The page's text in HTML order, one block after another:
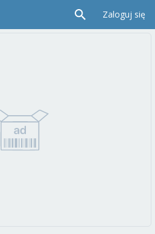
Zaloguj się